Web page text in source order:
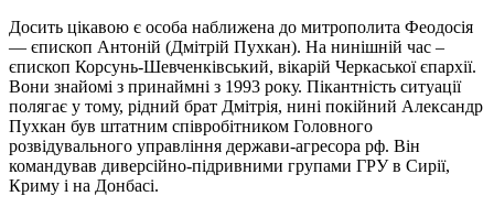
Досить цікавою є особа наближена до митрополита Феодосія
— єпископ Антоній (Дмітрій Пухкан). На нинішній час –
єпископ Корсунь-Шевченківський, вікарій Черкаської єпархії.
Вони знайомі з принаймні з 1993 року. Пікантність ситуації
полягає у тому, рідний брат Дмітрія, нині покійний Александр
Пухкан був штатним співробітником Головного
розвідувального управління держави-агресора рф. Він
командував диверсійно-підривними групами ГРУ в Сирії,
Криму і на Донбасі.